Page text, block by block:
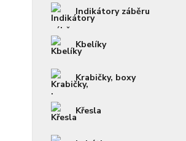
Indikátory záběru
Kbelíky
Krabičky, boxy
Křesla